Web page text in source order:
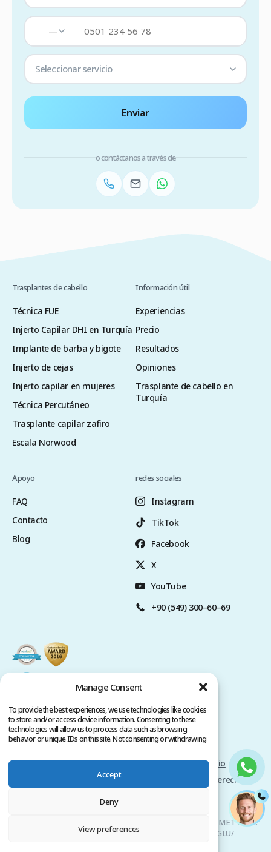
Manage Consent
To provide the best experiences, we use technologies like cookies
to store and/or access device information. Consenting to these
technologies will allow us to process data such as browsing
behavior or unique IDs on this site. Not consenting or withdrawing
Accept
Deny
View preferences
—
Seleccionar servicio
Enviar
o contáctanos a través de
Trasplantes de cabello
Técnica FUE
Injerto Capilar DHI en Turquía
Implante de barba y bigote
Injerto de cejas
Injerto capilar en mujeres
Técnica Percutáneo
Trasplante capilar zafiro
Escala Norwood
Información útil
Experiencias
Precio
Resultados
Opiniones
Trasplante de cabello en
Turquía
Apoyo
FAQ
Contacto
Blog
redes sociales
Instagram
TikTok
Facebook
X
YouTube
+90 (549) 300–60–69
Politica de privacidad
Términos del servicio
Copyright @ 2026 www.clinicana.com. Todos los derechos
reservados.
Clinicana Trasplante Capilar & Cirugías Estéticas | HACIAHMET MAH.
KURTULUS DERESI CAD. NO: 15 -21 IC KAPI NO: 94 BEYOGLU/